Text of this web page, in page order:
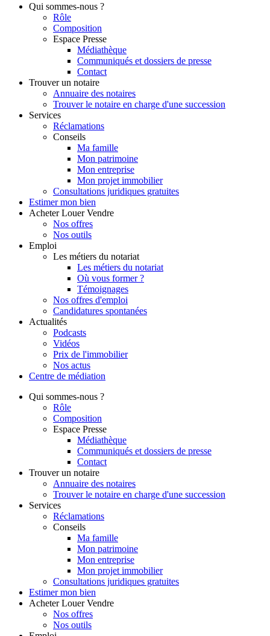
Qui sommes-nous ?
Rôle
Composition
Espace Presse
Médiathèque
Communiqués et dossiers de presse
Contact
Trouver un notaire
Annuaire des notaires
Trouver le notaire en charge d'une succession
Services
Réclamations
Conseils
Ma famille
Mon patrimoine
Mon entreprise
Mon projet immobilier
Consultations juridiques gratuites
Estimer mon bien
Acheter Louer Vendre
Nos offres
Nos outils
Emploi
Les métiers du notariat
Les métiers du notariat
Où vous former ?
Témoignages
Nos offres d'emploi
Candidatures spontanées
Actualités
Podcasts
Vidéos
Prix de l'immobilier
Nos actus
Centre de médiation
Qui sommes-nous ?
Rôle
Composition
Espace Presse
Médiathèque
Communiqués et dossiers de presse
Contact
Trouver un notaire
Annuaire des notaires
Trouver le notaire en charge d'une succession
Services
Réclamations
Conseils
Ma famille
Mon patrimoine
Mon entreprise
Mon projet immobilier
Consultations juridiques gratuites
Estimer mon bien
Acheter Louer Vendre
Nos offres
Nos outils